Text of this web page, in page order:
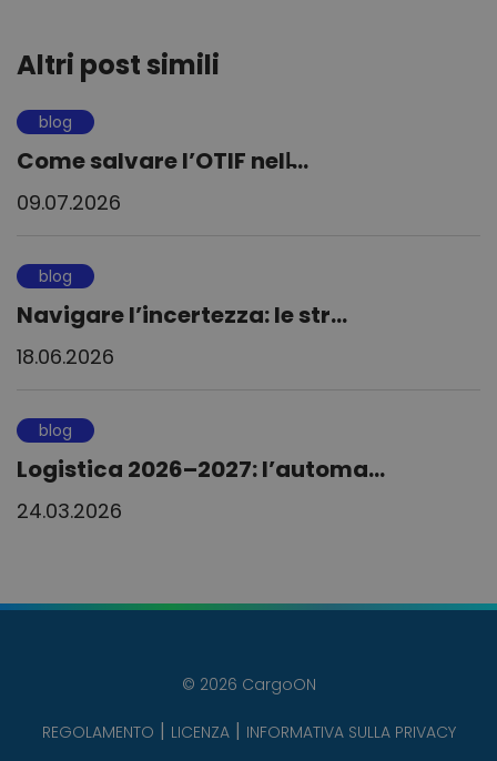
Altri post simili
blog
Come salvare l’OTIF nell̵...
09.07.2026
blog
Navigare l’incertezza: le str...
18.06.2026
blog
Logistica 2026–2027: l’automa...
24.03.2026
© 2026 CargoON
REGOLAMENTO LICENZA INFORMATIVA SULLA PRIVACY